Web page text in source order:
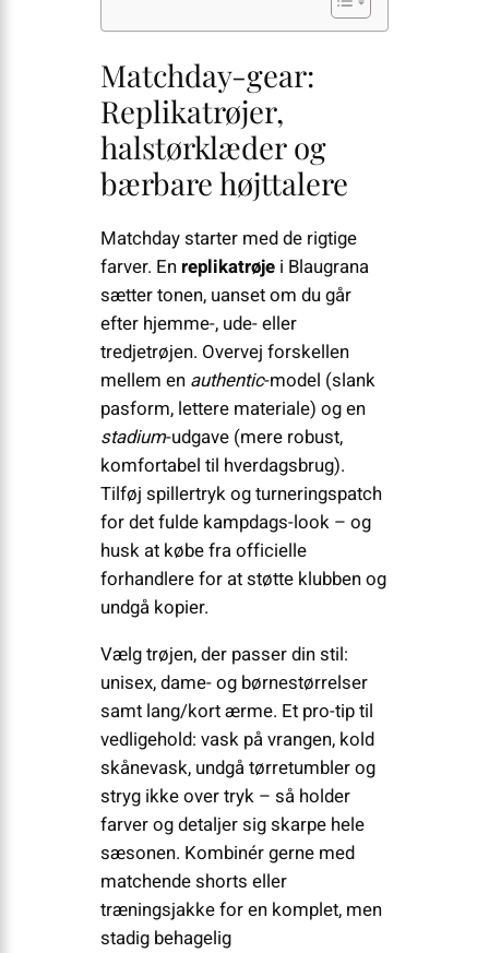
Matchday-gear:
Replikatrøjer,
halstørklæder og
bærbare højttalere
Matchday starter med de rigtige
farver. Enreplikatrøjei Blaugrana
sætter tonen, uanset om du går
efter hjemme-, ude- eller
tredjetrøjen. Overvej forskellen
mellem en authentic-model (slank
pasform, lettere materiale) og en
stadium-udgave (mere robust,
komfortabel til hverdagsbrug).
Tilføj spillertryk og turneringspatch
for det fulde kampdags-look – og
husk at købe fra officielle
forhandlere for at støtte klubben og
undgå kopier.
Vælg trøjen, der passer din stil:
unisex, dame- og børnestørrelser
samt lang/kort ærme. Et pro-tip til
vedligehold: vask på vrangen, kold
skånevask, undgå tørretumbler og
stryg ikke over tryk – så holder
farver og detaljer sig skarpe hele
sæsonen. Kombinér gerne med
matchende shorts eller
træningsjakke for en komplet, men
stadig behagelig